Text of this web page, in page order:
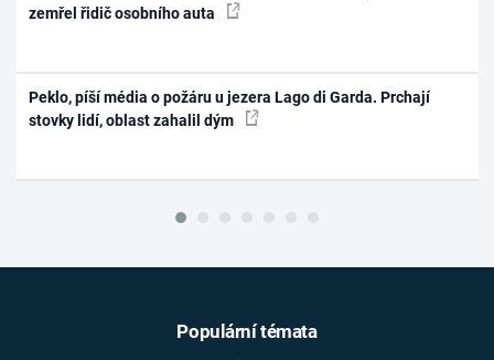
zemřel řidič osobního auta
Peklo, píší média o požáru u jezera Lago di Garda. Prchají
stovky lidí, oblast zahalil dým
Populární témata